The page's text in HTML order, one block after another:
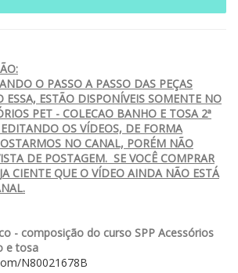
O PASSO A PASSO DAS PEÇAS
ESSA, ESTÃO DISPONÍVEIS SOMENTE NO
PET - COLECAO BANHO E TOSA 2ª
OS VÍDEOS, DE FORMA
NO CANAL, PORÉM NÃO
DE POSTAGEM. SE VOCÊ COMPRAR
CIENTE QUE O VÍDEO AINDA NÃO ESTÁ
- composição do curso SPP Acessórios
e tosa
N80021678B